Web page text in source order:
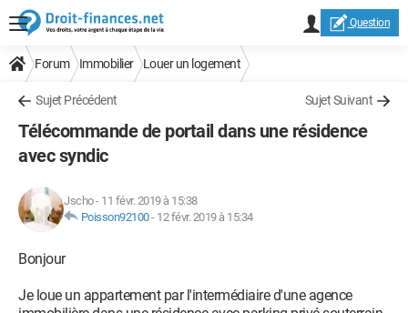
Question
Forum Immobilier Louer un logement
Sujet Précédent Sujet Suivant
Télécommande de portail dans une résidence
avec syndic
Jscho- 11 févr. 2019 à 15:38
Poisson92100- 12 févr. 2019 à 15:34
Bonjour
Je loue un appartement par l'intermédiaire d'une agence